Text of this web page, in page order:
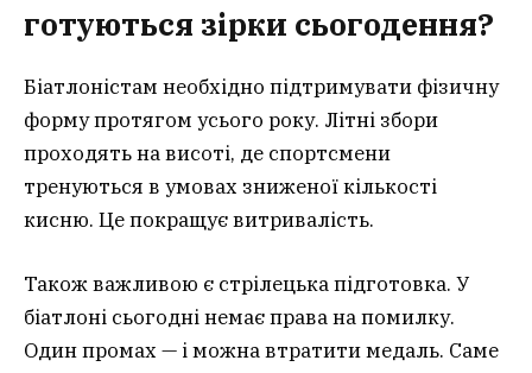
готуються зірки сьогодення?
Біатлоністам необхідно підтримувати фізичну
форму протягом усього року. Літні збори
проходять на висоті, де спортсмени
тренуються в умовах зниженої кількості
кисню. Це покращує витривалість.
Також важливою є стрілецька підготовка. У
біатлоні сьогодні немає права на помилку.
Один промах — і можна втратити медаль. Саме